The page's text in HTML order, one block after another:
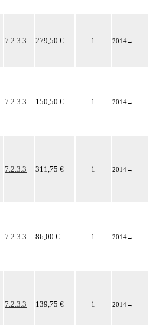
7.2.3.3 279,50 € 1 2014→
7.2.3.3 150,50 € 1 2014→
7.2.3.3 311,75 € 1 2014→
7.2.3.3 86,00 € 1 2014→
7.2.3.3 139,75 € 1 2014→